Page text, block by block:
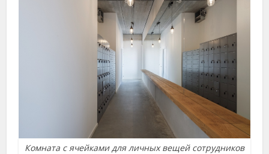
Комната с ячейками для личных вещей сотрудников